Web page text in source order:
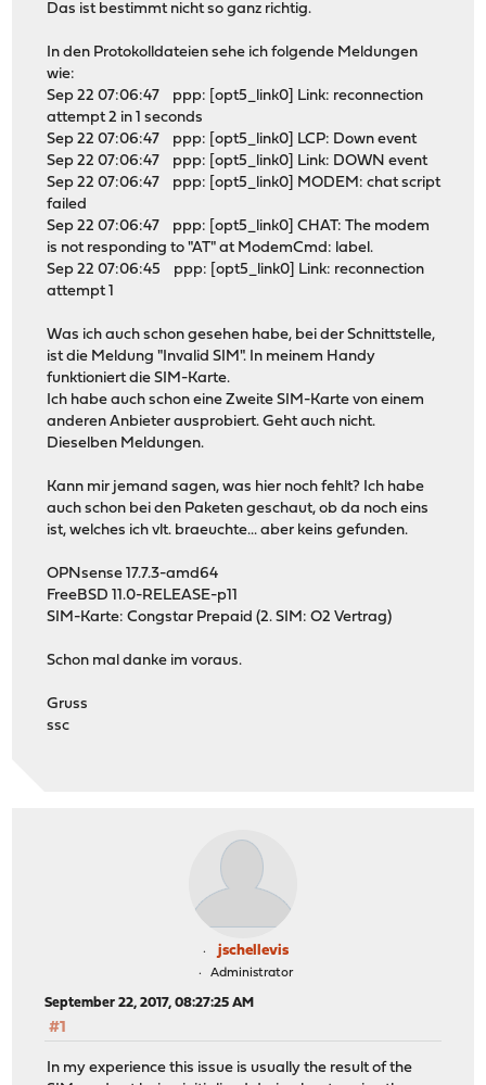
Das ist bestimmt nicht so ganz richtig.
In den Protokolldateien sehe ich folgende Meldungen
wie:
Sep 22 07:06:47 ppp: [opt5_link0] Link: reconnection
attempt 2 in 1 seconds
Sep 22 07:06:47 ppp: [opt5_link0] LCP: Down event
Sep 22 07:06:47 ppp: [opt5_link0] Link: DOWN event
Sep 22 07:06:47 ppp: [opt5_link0] MODEM: chat script
failed
Sep 22 07:06:47 ppp: [opt5_link0] CHAT: The modem
is not responding to "AT" at ModemCmd: label.
Sep 22 07:06:45 ppp: [opt5_link0] Link: reconnection
attempt 1
Was ich auch schon gesehen habe, bei der Schnittstelle,
ist die Meldung "Invalid SIM". In meinem Handy
funktioniert die SIM-Karte.
Ich habe auch schon eine Zweite SIM-Karte von einem
anderen Anbieter ausprobiert. Geht auch nicht.
Dieselben Meldungen.
Kann mir jemand sagen, was hier noch fehlt? Ich habe
auch schon bei den Paketen geschaut, ob da noch eins
ist, welches ich vlt. braeuchte... aber keins gefunden.
OPNsense 17.7.3-amd64
FreeBSD 11.0-RELEASE-p11
SIM-Karte: Congstar Prepaid (2. SIM: O2 Vertrag)
Schon mal danke im voraus.
Gruss
ssc
jschellevis
Administrator
September 22, 2017, 08:27:25 AM
#1
In my experience this issue is usually the result of the